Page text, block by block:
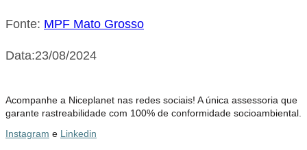
Fonte: MPF Mato Grosso
Data:23/08/2024
Acompanhe a Niceplanet nas redes sociais! A única assessoria que
garante rastreabilidade com 100% de conformidade socioambiental.
Instagram e Linkedin